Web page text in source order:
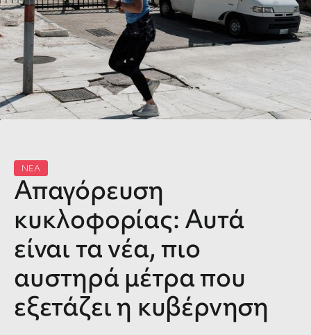
ΝΕΑ
Απαγόρευση
κυκλοφορίας: Αυτά
είναι τα νέα, πιο
αυστηρά μέτρα που
εξετάζει η κυβέρνηση